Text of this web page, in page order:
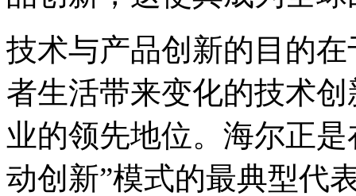
技术与产品创新的目的
者生活带来变化的技术
业的领先地位。海尔正
动创新”模式的最典型代